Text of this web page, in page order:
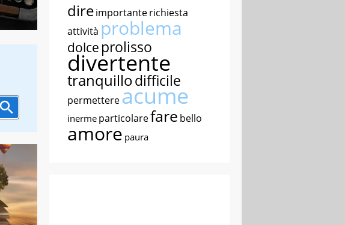
direimportanterichiesta
attività problema
dolce prolisso
divertente
tranquillodifficile
permettereacume
inerme particolarefare bello
amore paura